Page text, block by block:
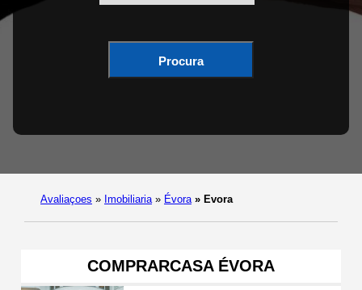
Procura
Avaliaçoes » Imobiliaria » Évora » Evora
COMPRARCASA ÉVORA